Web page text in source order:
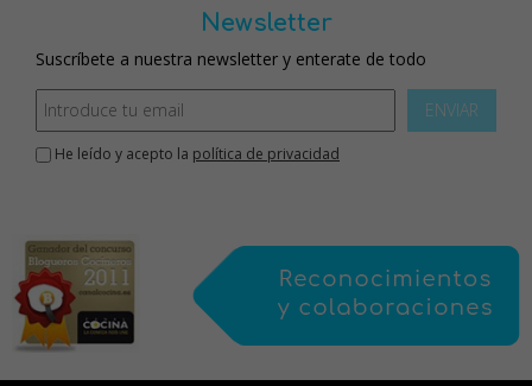
Newsletter
Suscríbete a nuestra newsletter y enterate de todo
ENVIAR
He leído y acepto la política de privacidad